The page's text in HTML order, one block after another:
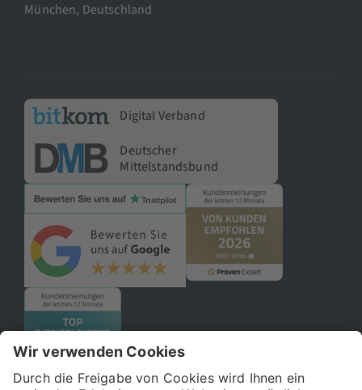
München, Deutschland
Digital Verband
Deutscher
Mittelstandsbund